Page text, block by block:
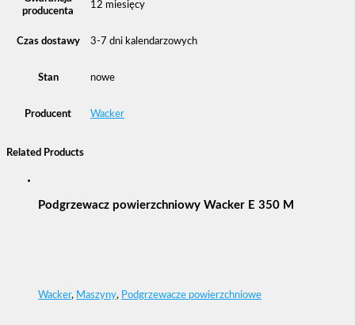
producenta
12 miesięcy
Czas dostawy 3-7 dni kalendarzowych
Stan nowe
Producent Wacker
Related Products
Podgrzewacz powierzchniowy Wacker E 350 M
Wacker, Maszyny, Podgrzewacze powierzchniowe